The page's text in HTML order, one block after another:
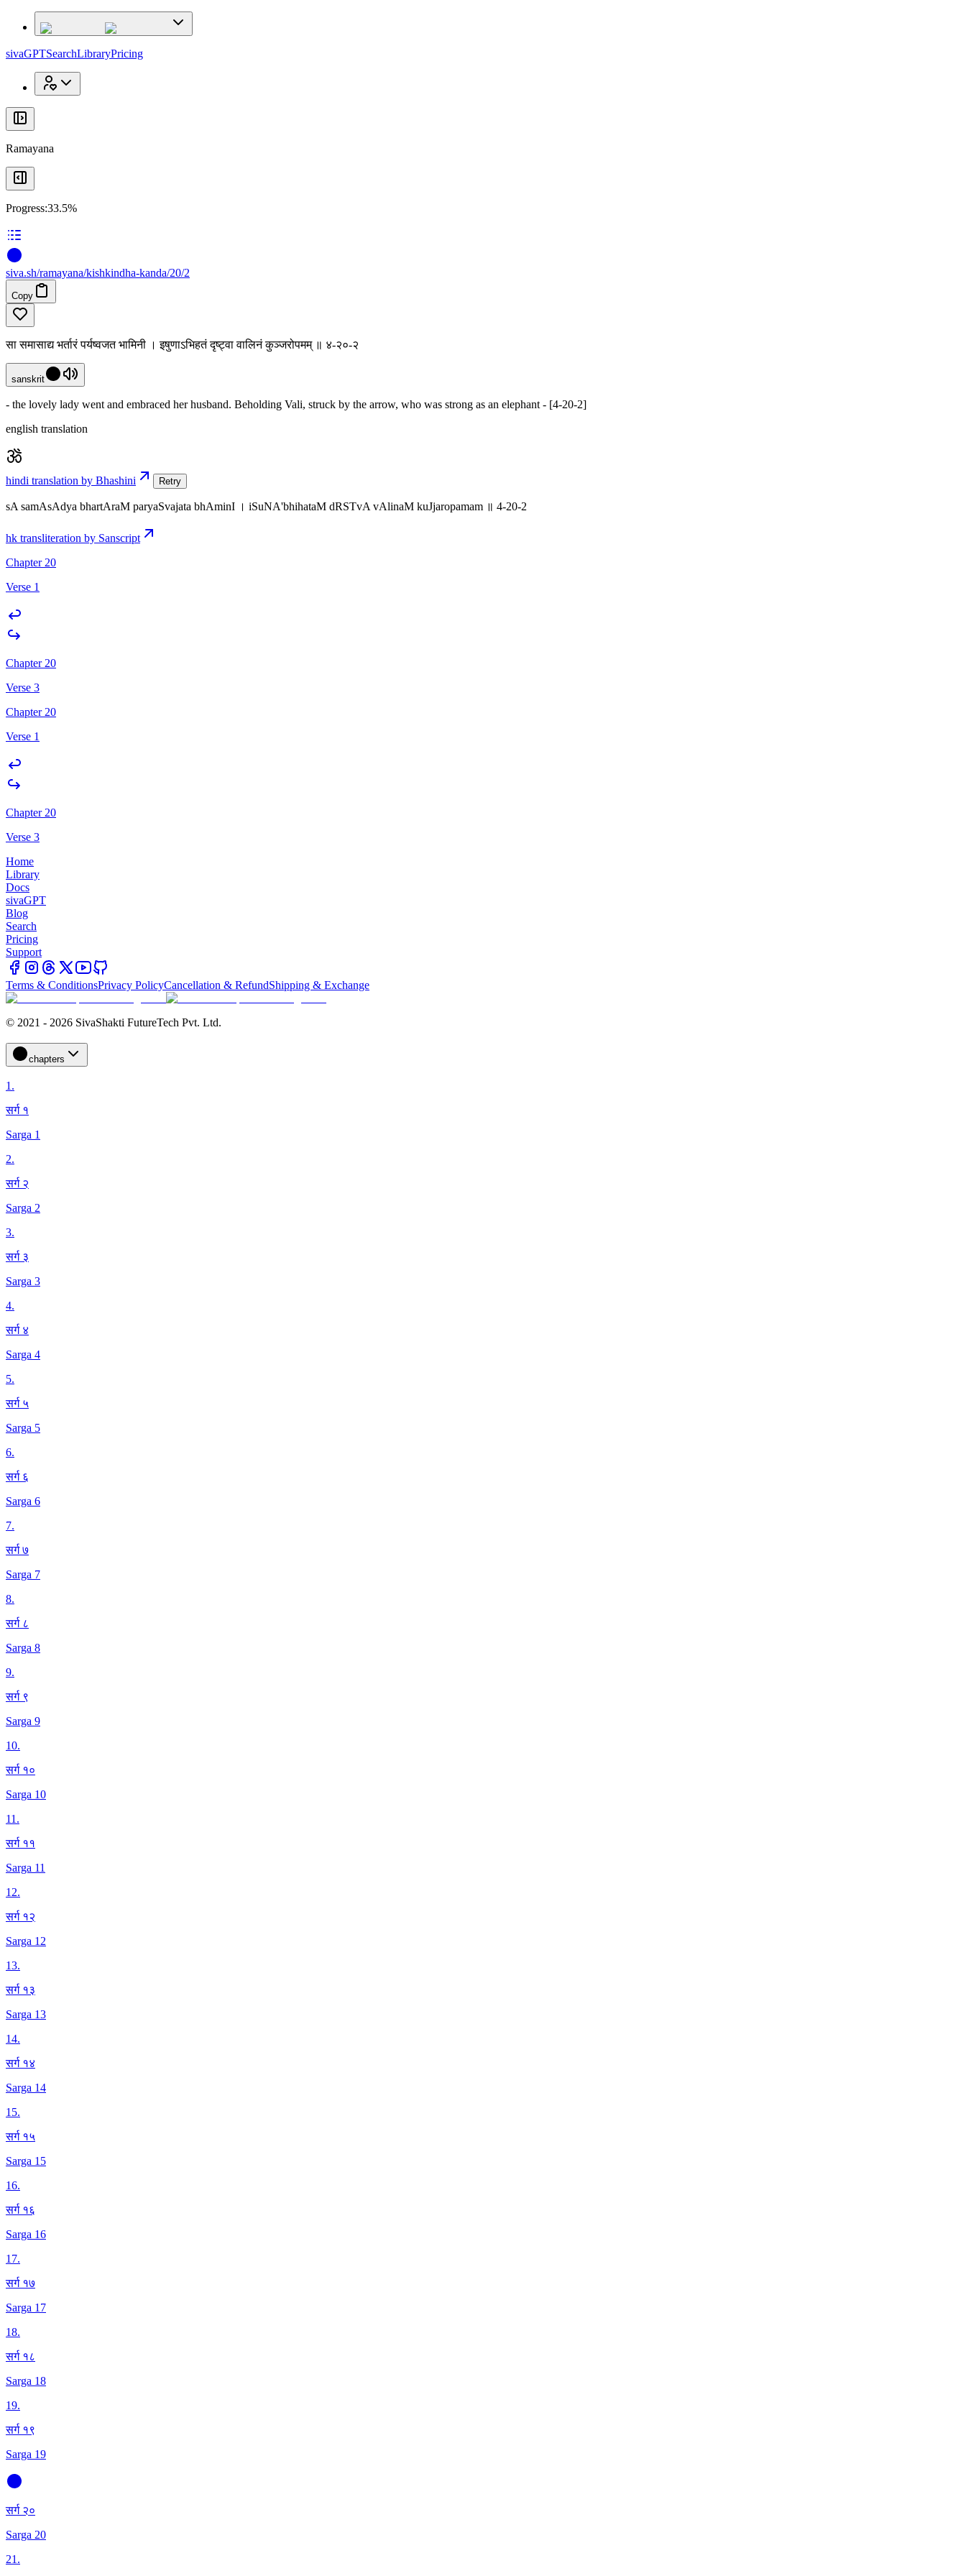
sivaGPTSearchLibraryPricing
Ramayana
Progress:33.5%
siva.sh/ramayana/kishkindha-kanda/20/2
Copy
सा समासाद्य भर्तारं पर्यष्वजत भामिनी । इषुणाऽभिहतं दृष्ट्वा वालिनं कुञ्जरोपमम् ॥ ४-२०-२
sanskrit
- the lovely lady went and embraced her husband. Beholding Vali, struck by the arrow, who was strong as an elephant - [4-20-2]
english translation
hindi translation by Bhashini Retry
sA samAsAdya bhartAraM paryaSvajata bhAminI । iSuNA'bhihataM dRSTvA vAlinaM kuJjaropamam ॥ 4-20-2
hk transliteration by Sanscript
Chapter 20
Verse 1
Chapter 20
Verse 3
Chapter 20
Verse 1
Chapter 20
Verse 3
Home
Library
Docs
sivaGPT
Blog
Search
Pricing
Support
Terms & ConditionsPrivacy PolicyCancellation & RefundShipping & Exchange
© 2021 - 2026 SivaShakti FutureTech Pvt. Ltd.
chapters
1.
सर्ग १
Sarga 1
2.
सर्ग २
Sarga 2
3.
सर्ग ३
Sarga 3
4.
सर्ग ४
Sarga 4
5.
सर्ग ५
Sarga 5
6.
सर्ग ६
Sarga 6
7.
सर्ग ७
Sarga 7
8.
सर्ग ८
Sarga 8
9.
सर्ग ९
Sarga 9
10.
सर्ग १०
Sarga 10
11.
सर्ग ११
Sarga 11
12.
सर्ग १२
Sarga 12
13.
सर्ग १३
Sarga 13
14.
सर्ग १४
Sarga 14
15.
सर्ग १५
Sarga 15
16.
सर्ग १६
Sarga 16
17.
सर्ग १७
Sarga 17
18.
सर्ग १८
Sarga 18
19.
सर्ग १९
Sarga 19
सर्ग २०
Sarga 20
21.